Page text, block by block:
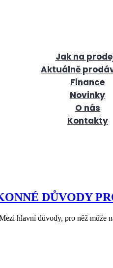
Jak na
Aktuálně
Finance
Novinky
O nás
Kontakty
DŮVODY
hlavní důvody, pro něž může